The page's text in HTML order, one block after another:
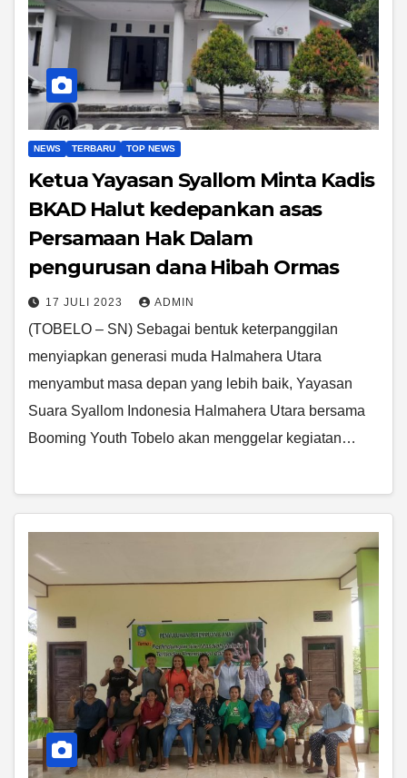
NEWS TERBARU TOP NEWS
Ketua Yayasan Syallom Minta Kadis
BKAD Halut kedepankan asas
Persamaan Hak Dalam
pengurusan dana Hibah Ormas
17 JULI 2023 ADMIN
(TOBELO – SN) Sebagai bentuk keterpanggilan
menyiapkan generasi muda Halmahera Utara
menyambut masa depan yang lebih baik, Yayasan
Suara Syallom Indonesia Halmahera Utara bersama
Booming Youth Tobelo akan menggelar kegiatan…